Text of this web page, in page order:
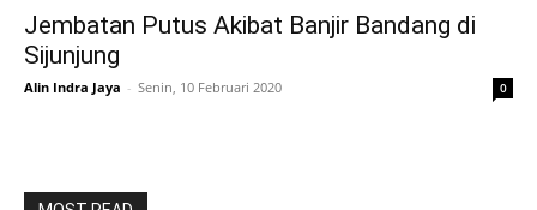
Jembatan Putus Akibat Banjir Bandang di
Sijunjung
Alin Indra Jaya - Senin, 10 Februari 2020 0